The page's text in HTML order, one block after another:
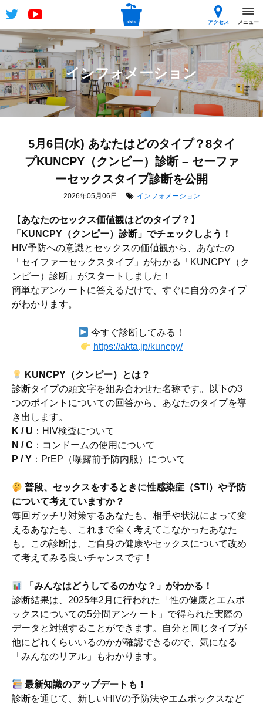
アクセス メニュー
インフォメーション
5月6日(水) あなたはどのタイプ？8タイ
プKUNCPY（クンピー）診断 – セーファ
ーセックスタイプ診断を公開
2026年05月06日 インフォメーション
【あなたのセックス価値観はどのタイプ？】
「KUNCPY（クンピー）診断」でチェックしよう！
HIV予防への意識とセックスの価値観から、あなたの
「セイファーセックスタイプ」がわかる「KUNCPY（ク
ンピー）診断」がスタートしました！
簡単なアンケートに答えるだけで、すぐに自分のタイプ
がわかります。
今すぐ診断してみる！
https://akta.jp/kuncpy/
KUNCPY（クンピー）とは？
診断タイプの頭文字を組み合わせた名称です。以下の3
つのポイントについての回答から、あなたのタイプを導
き出します。
K / U ：HIV検査について
N / C ：コンドームの使用について
P / Y ：PrEP（曝露前予防内服）について
普段、セックスをするときに性感染症（STI）や予防
について考えていますか？
毎回ガッチリ対策するあなたも、相手や状況によって変
えるあなたも、これまで全く考えてこなかったあなた
も。この診断は、ご自身の健康やセックスについて改め
て考えてみる良いチャンスです！
「みんなはどうしてるのかな？」がわかる！
診断結果は、2025年2月に行われた「性の健康とエムポ
ックスについての5分間アンケート」で得られた実際の
データと対照することができます。自分と同じタイプが
他にどれくらいいるのかが確認できるので、気になる
「みんなのリアル」もわかります。
最新知識のアップデートも！
診断を通じて、新しいHIVの予防法やエムポックスなど